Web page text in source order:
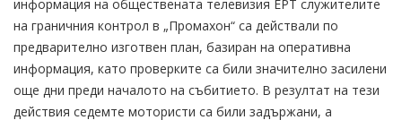
информация на обществената телевизия ЕРТ служителите
на граничния контрол в „Промахон“ са действали по
предварително изготвен план, базиран на оперативна
информация, като проверките са били значително засилени
още дни преди началото на събитието. В резултат на тези
действия седемте мотористи са били задържани, а